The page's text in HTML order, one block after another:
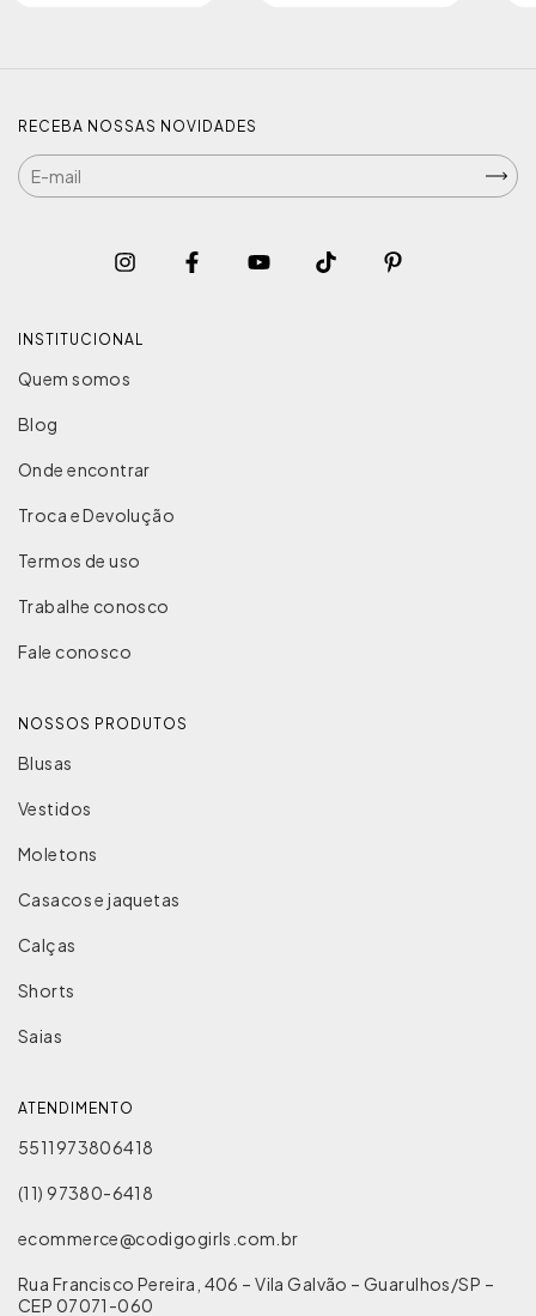
RECEBA NOSSAS NOVIDADES
INSTITUCIONAL
Quem somos
Blog
Onde encontrar
Troca e Devolução
Termos de uso
Trabalhe conosco
Fale conosco
NOSSOS PRODUTOS
Blusas
Vestidos
Moletons
Casacos e jaquetas
Calças
Shorts
Saias
ATENDIMENTO
5511973806418
(11) 97380-6418
ecommerce@codigogirls.com.br
Rua Francisco Pereira, 406 – Vila Galvão – Guarulhos/SP –
CEP 07071-060